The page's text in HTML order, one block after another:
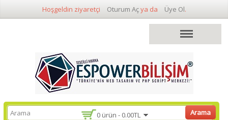
Hoşgeldin ziyaretçi Oturum Açya da Üye Ol.
0 ürün - 0.00TL Arama